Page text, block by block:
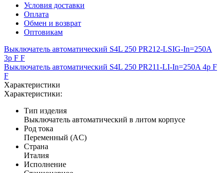
Условия доставки
Оплата
Обмен и возврат
Оптовикам
Выключатель автоматический S4L 250 PR212-LSIG-In=250A
3p F F
Выключатель автоматический S4L 250 PR211-LI-In=250A 4p F
F
Характеристики
Характеристики:
Тип изделия
Выключатель автоматический в литом корпусе
Род тока
Переменный (AC)
Страна
Италия
Исполнение